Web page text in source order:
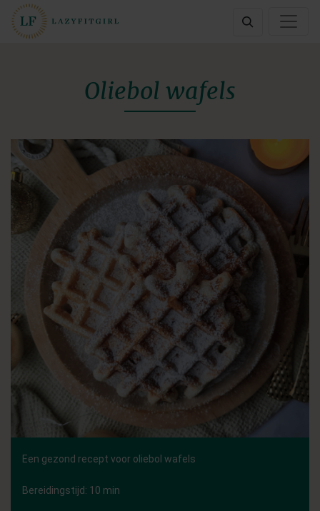
Oliebol wafels
Een gezond recept voor oliebol wafels
Bereidingstijd: 10 min